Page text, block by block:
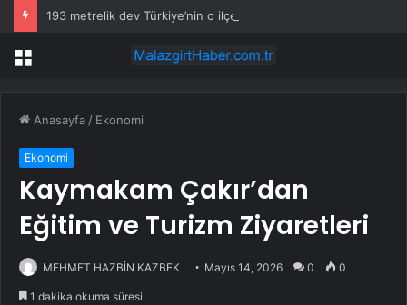
193 metrelik dev Türkiye’nin o ilçesine geldi
Menü
Anasayfa / Ekonomi
Ekonomi
Kaymakam Çakır’dan
Eğitim ve Turizm Ziyaretleri
MEHMET HAZBİN KAZBEK Mayıs 14, 2026 0 0
1 dakika okuma süresi